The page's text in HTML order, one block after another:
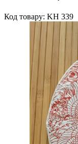
Код товару: KH 339